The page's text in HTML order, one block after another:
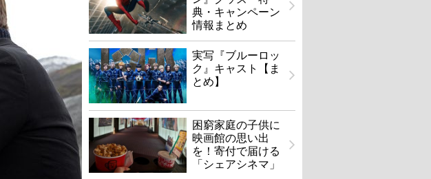
典・キャンペーン
情報まとめ
実写『ブルーロッ
ク』キャスト【ま
とめ】
困窮家庭の子供に
映画館の思い出
を！寄付で届ける
「シェアシネマ」